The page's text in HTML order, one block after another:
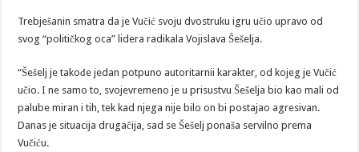
Trebješanin smatra da je Vučić svoju dvostruku igru učio upravo od
svog “političkog oca” lidera radikala Vojislava Šešelja.
“Šešelj je takođe jedan potpuno autoritarnii karakter, od kojeg je Vučić
učio. I ne samo to, svojevremeno je u prisustvu Šešelja bio kao mali od
palube miran i tih, tek kad njega nije bilo on bi postajao agresivan.
Danas je situacija drugačija, sad se Šešelj ponaša servilno prema
Vučiću.